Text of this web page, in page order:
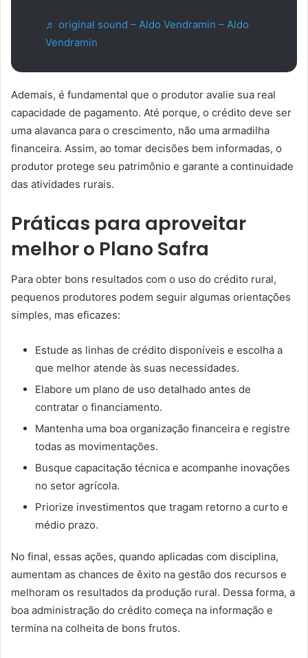
♬ original sound – Aldo Vendramin – Aldo
Vendramin
Ademais, é fundamental que o produtor avalie sua real
capacidade de pagamento. Até porque, o crédito deve ser
uma alavanca para o crescimento, não uma armadilha
financeira. Assim, ao tomar decisões bem informadas, o
produtor protege seu patrimônio e garante a continuidade
das atividades rurais.
Práticas para aproveitar
melhor o Plano Safra
Para obter bons resultados com o uso do crédito rural,
pequenos produtores podem seguir algumas orientações
simples, mas eficazes:
Estude as linhas de crédito disponíveis e escolha a
que melhor atende às suas necessidades.
Elabore um plano de uso detalhado antes de
contratar o financiamento.
Mantenha uma boa organização financeira e registre
todas as movimentações.
Busque capacitação técnica e acompanhe inovações
no setor agrícola.
Priorize investimentos que tragam retorno a curto e
médio prazo.
No final, essas ações, quando aplicadas com disciplina,
aumentam as chances de êxito na gestão dos recursos e
melhoram os resultados da produção rural. Dessa forma, a
boa administração do crédito começa na informação e
termina na colheita de bons frutos.